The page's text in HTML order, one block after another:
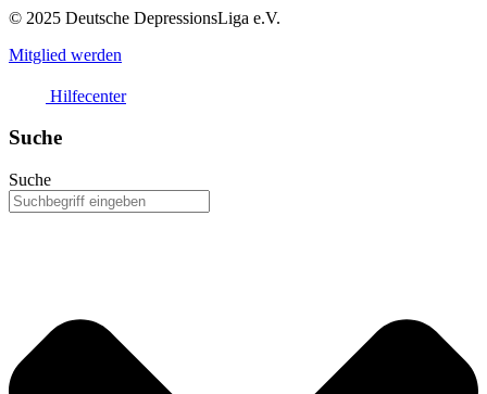
© 2025 Deutsche DepressionsLiga e.V.
Mitglied werden
Hilfecenter
Suche
Suche